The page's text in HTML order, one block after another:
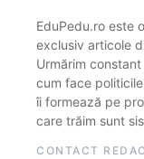
EduPedu.ro este
exclusiv articole
Urmărim
cum face
îi formează pe
care trăim sunt
CONTACT